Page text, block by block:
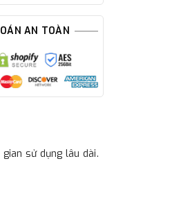
AN TOÀN
sử dụng lâu dài.